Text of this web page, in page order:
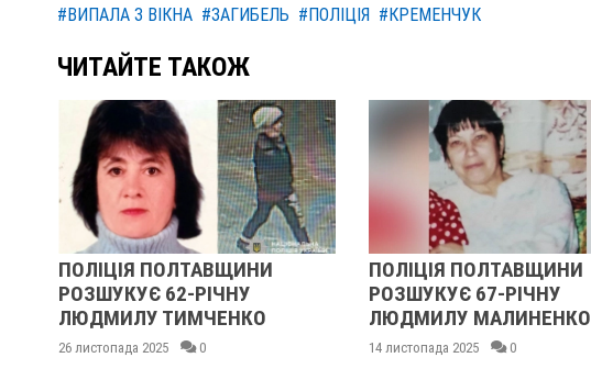
#ВИПАЛА З ВІКНА #ЗАГИБЕЛЬ #ПОЛІЦІЯ #КРЕМЕНЧУК
ЧИТАЙТЕ ТАКОЖ
ПОЛІЦІЯ ПОЛТАВЩИНИ
РОЗШУКУЄ 62-РІЧНУ
ЛЮДМИЛУ ТИМЧЕНКО
26 листопада 2025 0
ПОЛІЦІЯ ПОЛТАВЩИНИ
РОЗШУКУЄ 67-РІЧНУ
ЛЮДМИЛУ МАЛИНЕНКО
14 листопада 2025 0